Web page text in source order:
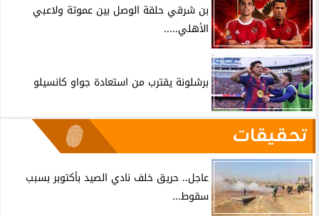
بن شرقي حلقة الوصل بين عموتة ولاعبي
الأهلي.....
برشلونة يقترب من استعادة جواو كانسيلو
تحقيقات
عاجل.. حريق خلف نادي الصيد بأكتوبر بسبب
سقوط...